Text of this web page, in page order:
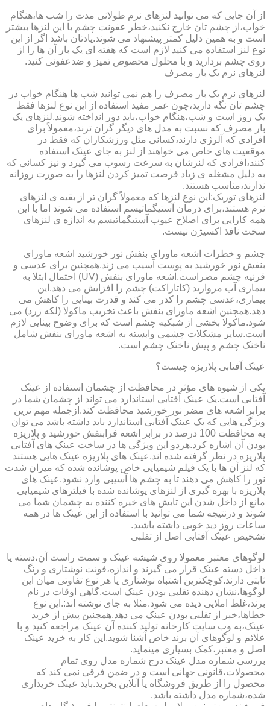
از آن جایی که می توانید لنزهای نرم طولانی مدت را شب ها،هنگام
خواب،از چشم تان خارج نکنید،خطر عفونت چشم با این لنزها بیشتر
است و به همین دلیل کمتر پیشنهاد می شوند.یادتان باشد اگر از این
نوع لنز استفاده می کنید لازم است که هفته ای یک بار آن ها را از
روی چشم بردارید و با محلول مخصوص تمیز و ضدعفونی کنید.
لنزهای نرم یک بار مصرف
لنزهای نرم یک بار مصرف را هم نمی توانید شب ها هنگام خواب در
چشم تان نگه دارید،چون عمر مفید استفاده از این نوع لنزها فقط
یک روز است و شب،هنگام خواب،باید دور انداخته شوند.لنزهای یک
بار مصرف که نسبت به مدل های دیگر گران ترند،معمولاً برای
افرادی که آلرژی دارند،کسانی مثل ورزشکاران که فقط در
موقعیت های خاص می خواهند از لنز به جای عینک استفاده
کنند،افرادی که لنزشان به سرعت رسوب می گیرد و نیز کسانی که
به دلیل مشغله ی زیاد فرصت تمیز کردن لنزها را به صورت روزانه
ندارند،مناسب هستند.
لنزهای توریک:این نوع لنزها که معمولاً گران تر از بقیه ی لنزهای
نرم هستند،برای درمان آستیگماتیسم استفاده می شوند اما با این
همه کارایی برای اصلاح عیوب آستیگماتیسم به اندازه ی لنزهای
سخت نافذ اکسیژن نیست.
چشم و خطرات اشعه ماورای بنفش نور خورشید اشعه ماورای
بنفش نور خورشید به پوست آسیب می زند.همچنین برای عدسی و
قرنیه چشم مضراست.اشعه ماورای بنفش (UV) احتمال ابتلا به
بیماری آب مروارید (کاتاراکت) چشم را افزایش می دهد.این
بیماری،عدسی چشم را کدر می کند و قدرت بینایی را کاهش می
دهد.همچنین اشعه ماورای بنفش باعث تخریب ماکولا (لکه زرد) می
شود.ماکولا بخشی از شبکیه چشم است که برای وضوح بینایی لازم
است.سایر مشکلات چشمی وابسته به اشعه ماورای بنفش شامل
ناخنک چشم و پیش ناخنک چشم است.
عینک آفتابی پلاریزه چیست؟
یکی از شیوه های مؤثر در محافظت از چشمان استفاده از عینک
آفتابی است.یک عینک آفتابی استاندارد می تواند از چشمان شما در
برابر اشعه های مضر نور خورشید محافظت کند.ازجمله مهم ترین
ویژگی هایی که یک عینک آفتابی استاندارد باید داشته باشد می توان
به محافظت 100 درصد در برابر اشعه فرابنفش خورشید و پلاریزه
بودن آن اشاره کرد.هردو این ویژگی ها در ساخت عینک های آفتابی
پلاریزه در نظر گرفته شده اند.عینک های پلاریزه عینک هایی هستند
که لنز آن ها با یک فیلم شیمیایی خاص پوشانده شده که میزان شدت
نور را کاهش می دهند تا به چشم ها آسیبی وارد نشود.عینک های
پلاریزه با بهره گیری از لنزهای پوشانده شده با فیلترهای شیمیایی
مانع از داخل شدن این تابش های خیره کننده به چشمان شما می
شوند و درنتیجه شما می توانید با استفاده از این عینک ها در همه
ساعات روز دید خوبی داشته باشید.
تشخیص عینک آفتابی اصل از تقلبی
لوگوهای معتبر معمولا روی شیشه عینک و سمت راست آن،دسته یا
داخل دسته عینک قرار می گیرند و اندازه،فونت نوشتاری و رنگ
ثابتی دارند.کوچکترین اشتباه نوشتاری یا هر نوع تفاوتی میان این
لوگوها،نشان دهنده تقلبی بودن عینک است.گاهی اوقات در نام
برند،غلط املایی دیده می شود.مثلا به جای نوشته اند:.این نوع
خطاها،خبر از تقلبی بودن عینک می دهد.همچنین پیش از خرید
عینک،به وب سایت کارخانه تولید کننده آن عینک مراجعه کنید و با
علائم و لوگوهای آن برند خاص آشنا شوید.این کار به خرید عینک
اصل و معتبر،کمک بسیاری مینماید.
بررسی شماره مدل عینک درج شماره مدل روی تمام
محصولات،قانونی جهانی است و در ضمن فرقی نمی کند که
محصول را از طریق فروشگاه یا آنلاین بخرید.باید عینک خریداری
شده،شماره مدل داشته باشد.